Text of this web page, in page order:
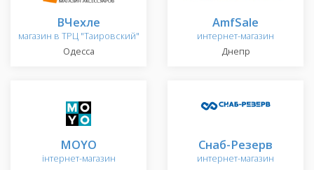
ВЧехле
магазин в ТРЦ "Таировский"
Одесса
AmfSale
интернет-магазин
Днепр
MOYO
інтернет-магазин
Снаб-Резерв
интернет-магазин